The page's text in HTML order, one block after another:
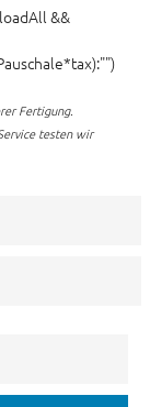
&&
Fertigung.
testen wir